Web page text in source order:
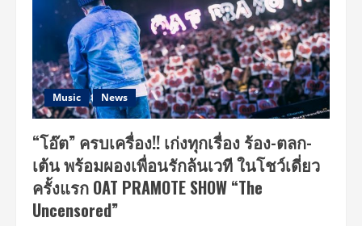
Music News
“โอ๊ต” ครบเครื่อง!! เก่งทุกเรื่อง ร้อง-ตลก-
เต้น พร้อมผองเพื่อนรักล้นเวที ในโชว์เดี่ยว
ครั้งแรก OAT PRAMOTE SHOW “The
Uncensored”